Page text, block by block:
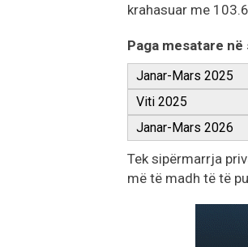
krahasuar me
Paga mesatare
Janar-Mars
Viti 2025
Janar-Mars 2026
Tek sipërmarrja
më të madh të të